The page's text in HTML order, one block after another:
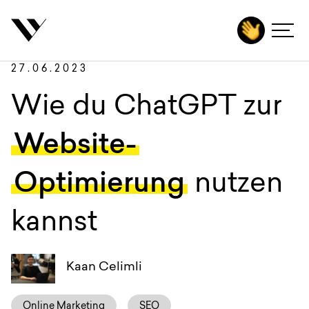
Leistungen
Projekte
Zurück
27.06.2023
Wie du ChatGPT zur
Website-
Optimierung nutzen
kannst
Kaan Celimli
Online Marketing SEO